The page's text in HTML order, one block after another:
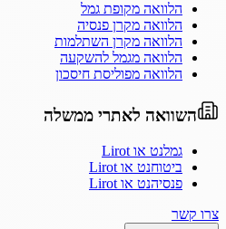
הלוואה מקופת גמל
הלוואה מקרן פנסיה
הלוואה מקרן השתלמות
הלוואה מגמל להשקעה
הלוואה מפוליסת חיסכון
השוואה לאתרי ממשלה
גמלנט או Lirot
ביטוחנט או Lirot
פנסיהנט או Lirot
צרו קשר